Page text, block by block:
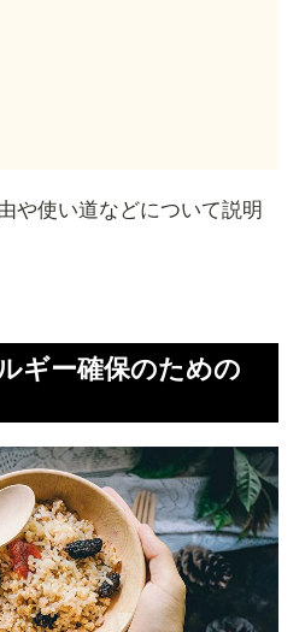
や使い道などについて説明
ギー確保のための